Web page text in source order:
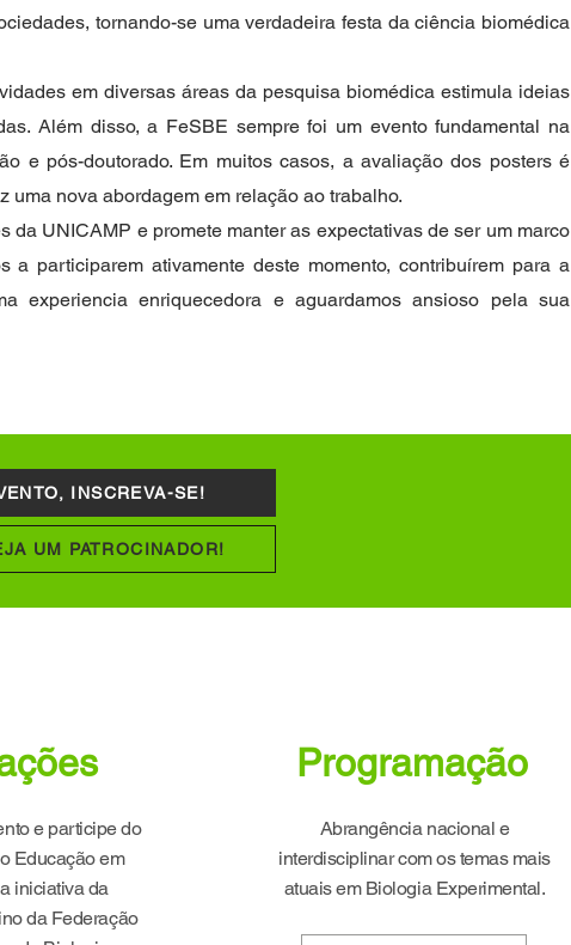
tornando-se uma verdadeira festa da ciência biomédica
em diversas áreas da pesquisa biomédica estimula ideias
Além disso, a FeSBE sempre foi um evento fundamental na
e pós-doutorado. Em muitos casos, a avaliação dos posters é
uma nova abordagem em relação ao trabalho.
UNICAMP e promete manter as expectativas de ser um marco
participarem ativamente deste momento, contribuírem para a
experiencia enriquecedora e aguardamos ansioso pela sua
INSCREVA-SE!
UM PATROCINADOR!
e participe do
Educação em
iniciativa da
da Federação
Programação
Abrangência nacional e
interdisciplinar com os temas mais
atuais em Biologia Experimental.